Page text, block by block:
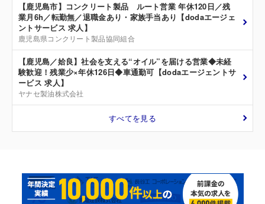
【鹿児島市】コンクリート製品 ルート営業 年休120日／残
業月6h／転勤無／退職金あり・家族手当あり【dodaエージェ
ントサービス 求人】
鹿児島県コンクリート製品協同組合
【鹿児島／姶良】社会を支える“オイル”を届ける営業◆未経
験歓迎！残業少×年休126日◆車通勤可【dodaエージェントサ
ービス 求人】
ヤナセ製油株式会社
すべてを見る